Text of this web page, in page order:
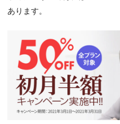
あります。